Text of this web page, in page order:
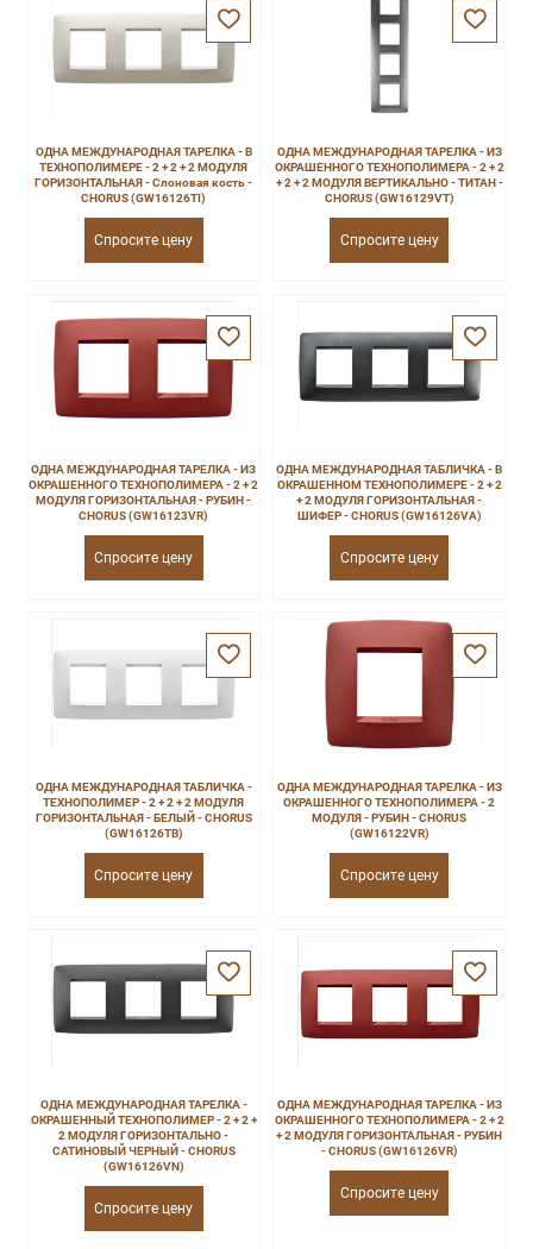
ОДНА МЕЖДУНАРОДНАЯ ТАРЕЛКА - В
ТЕХНОПОЛИМЕРЕ - 2 + 2 + 2 МОДУЛЯ
ГОРИЗОНТАЛЬНАЯ - Слоновая кость -
CHORUS (GW16126TI)
Спросите цену
ОДНА МЕЖДУНАРОДНАЯ ТАРЕЛКА - ИЗ
ОКРАШЕННОГО ТЕХНОПОЛИМЕРА - 2 + 2
+ 2 + 2 МОДУЛЯ ВЕРТИКАЛЬНО - ТИТАН -
CHORUS (GW16129VT)
Спросите цену
ОДНА МЕЖДУНАРОДНАЯ ТАРЕЛКА - ИЗ
ОКРАШЕННОГО ТЕХНОПОЛИМЕРА - 2 + 2
МОДУЛЯ ГОРИЗОНТАЛЬНАЯ - РУБИН -
CHORUS (GW16123VR)
Спросите цену
ОДНА МЕЖДУНАРОДНАЯ ТАБЛИЧКА - В
ОКРАШЕННОМ ТЕХНОПОЛИМЕРЕ - 2 + 2
+ 2 МОДУЛЯ ГОРИЗОНТАЛЬНАЯ -
ШИФЕР - CHORUS (GW16126VA)
Спросите цену
ОДНА МЕЖДУНАРОДНАЯ ТАБЛИЧКА -
ТЕХНОПОЛИМЕР - 2 + 2 + 2 МОДУЛЯ
ГОРИЗОНТАЛЬНАЯ - БЕЛЫЙ - CHORUS
(GW16126TB)
Спросите цену
ОДНА МЕЖДУНАРОДНАЯ ТАРЕЛКА - ИЗ
ОКРАШЕННОГО ТЕХНОПОЛИМЕРА - 2
МОДУЛЯ - РУБИН - CHORUS
(GW16122VR)
Спросите цену
ОДНА МЕЖДУНАРОДНАЯ ТАРЕЛКА -
ОКРАШЕННЫЙ ТЕХНОПОЛИМЕР - 2 + 2 +
2 МОДУЛЯ ГОРИЗОНТАЛЬНО -
САТИНОВЫЙ ЧЕРНЫЙ - CHORUS
(GW16126VN)
Спросите цену
ОДНА МЕЖДУНАРОДНАЯ ТАРЕЛКА - ИЗ
ОКРАШЕННОГО ТЕХНОПОЛИМЕРА - 2 + 2
+ 2 МОДУЛЯ ГОРИЗОНТАЛЬНАЯ - РУБИН
- CHORUS (GW16126VR)
Спросите цену